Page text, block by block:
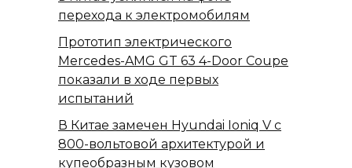
перехода к электромобилям
Прототип электрического
Mercedes-AMG GT 63 4-Door Coupe
показали в ходе первых
испытаний
В Китае замечен Hyundai Ioniq V с
800-вольтовой архитектурой и
купеобразным кузовом